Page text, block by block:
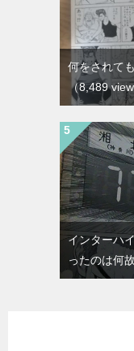
何をされて
（8,489 view
インターハ
ったのは何